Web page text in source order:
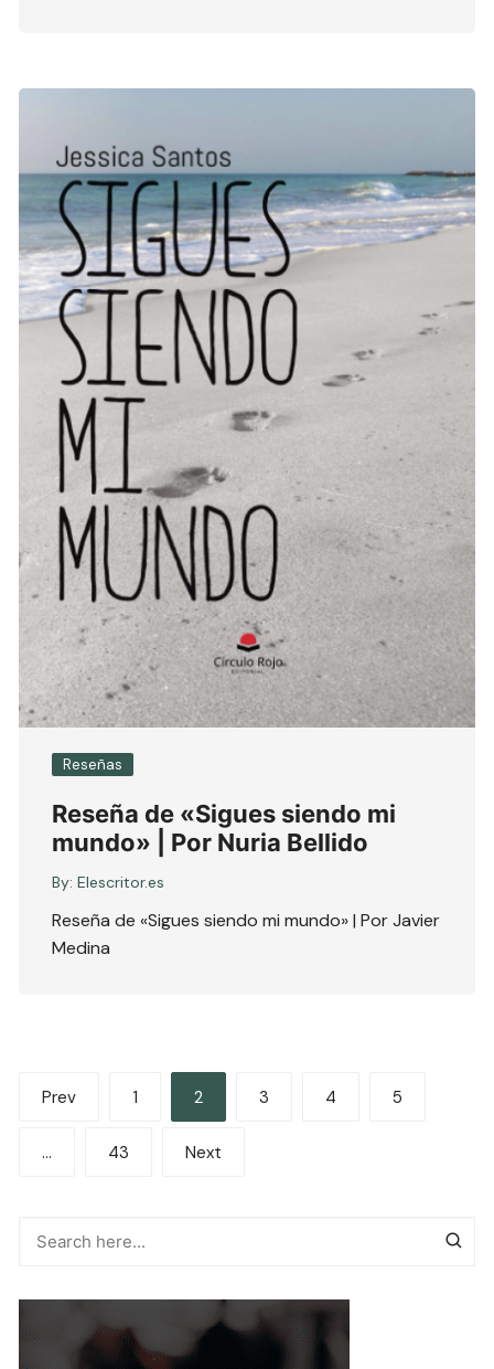
Reseñas
Reseña de «Sigues siendo mi
mundo» | Por Nuria Bellido
By: Elescritor.es
Reseña de «Sigues siendo mi mundo» | Por Javier
Medina
Paginación
entradas
Prev 1 2 3 4 5
… 43 Next